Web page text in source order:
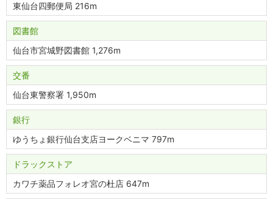
東仙台四郵便局 216m
図書館
仙台市宮城野図書館 1,276m
交番
仙台東警察署 1,950m
銀行
ゆうちょ銀行仙台支店ヨークベニマ 797m
ドラックストア
カワチ薬品フォレオ宮の杜店 647m